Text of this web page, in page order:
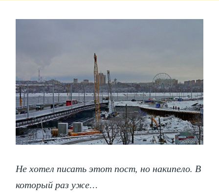
Не хотел писать этот пост, но накипело. В
который раз уже…